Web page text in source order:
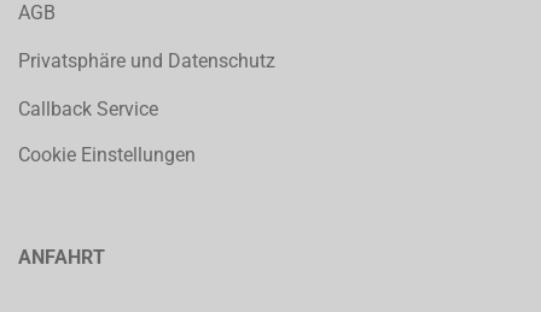
AGB
Privatsphäre und Datenschutz
Callback Service
Cookie Einstellungen
ANFAHRT